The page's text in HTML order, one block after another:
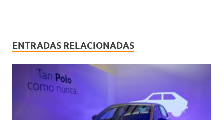
ENTRADAS RELACIONADAS